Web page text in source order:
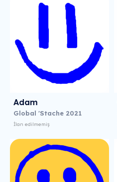
Adam
Global 'Stache 2021
İlan edilmemiş